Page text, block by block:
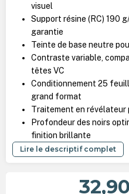
visuel
Support résine (RC) 190
garantie
Teinte de base neutre
Contraste variable,
têtes VC
Conditionnement 25
grand format
Traitement en révélateur
Profondeur des noirs
finition brillante
Lire le descriptif complet